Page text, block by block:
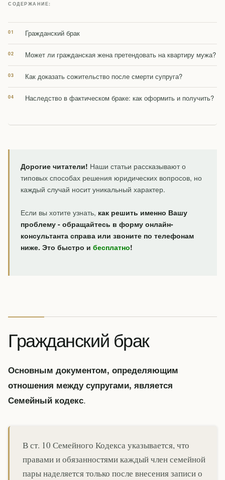
СОДЕРЖАНИЕ:
Гражданский брак
Может ли гражданская жена претендовать на квартиру мужа?
Как доказать сожительство после смерти супруга?
Наследство в фактическом браке: как оформить и получить?
Дорогие читатели! Наши статьи рассказывают о
типовых способах решения юридических вопросов, но
каждый случай носит уникальный характер.
Если вы хотите узнать, как решить именно Вашу
проблему - обращайтесь в форму онлайн-
консультанта справа или звоните по телефонам
ниже. Это быстро и бесплатно!
Гражданский брак
Основным документом, определяющим
отношения между супругами, является
Семейный кодекс.
В ст. 10 Семейного Кодекса указывается, что
правами и обязанностями каждый член семейной
пары наделяется только после внесения записи о